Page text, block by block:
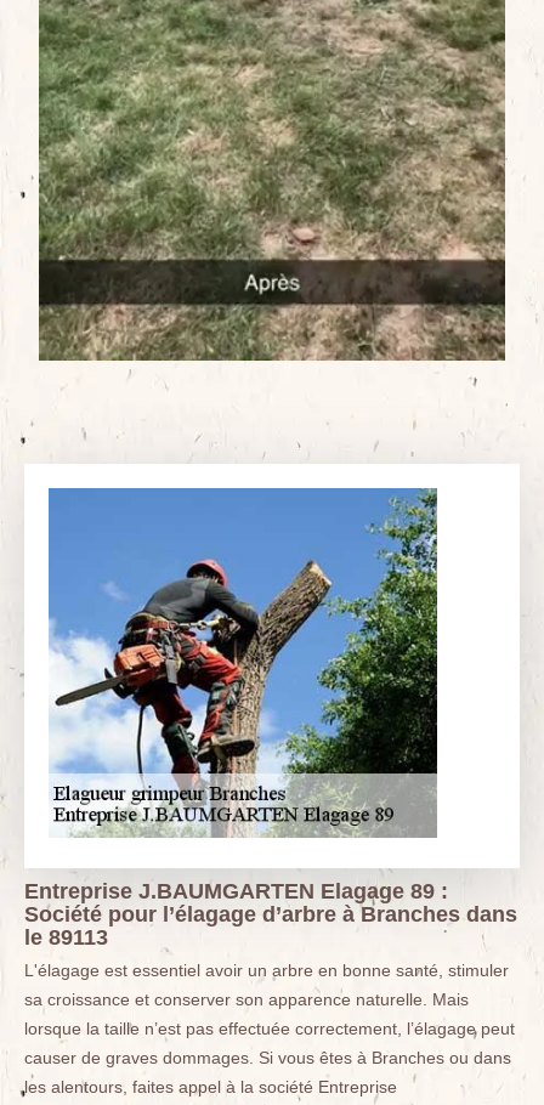
Entreprise J.BAUMGARTEN Elagage 89 :
Société pour l’élagage d’arbre à Branches dans
le 89113
L'élagage est essentiel avoir un arbre en bonne santé, stimuler
sa croissance et conserver son apparence naturelle. Mais
lorsque la taille n’est pas effectuée correctement, l’élagage peut
causer de graves dommages. Si vous êtes à Branches ou dans
les alentours, faites appel à la société Entreprise